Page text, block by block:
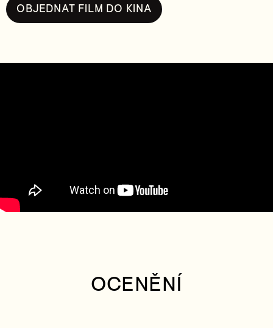
OBJEDNAT FILM DO KINA
OCENĚNÍ